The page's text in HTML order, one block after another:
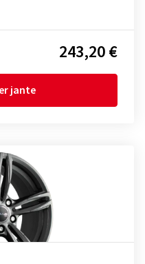
243,20 €
jante